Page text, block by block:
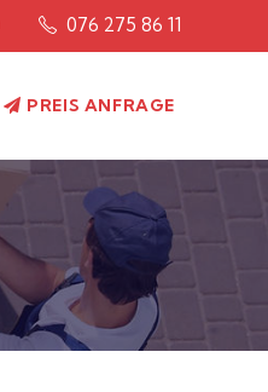
076 275 86 11​
PREIS ANFRAGE